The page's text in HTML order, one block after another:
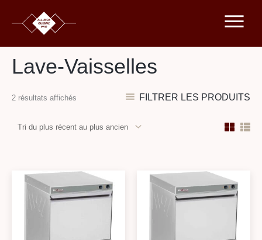
Lave-Vaisselles
2 résultats affichés
ancien
FILTRER LES PRODUITS